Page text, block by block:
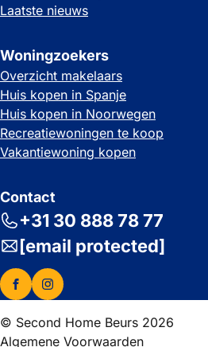
Laatste nieuws
Woningzoekers
Overzicht makelaars
Huis kopen in Spanje
Huis kopen in Noorwegen
Recreatiewoningen te koop
Vakantiewoning kopen
Contact
+31 30 888 78 77
[email protected]
© Second Home Beurs 2026
Algemene Voorwaarden